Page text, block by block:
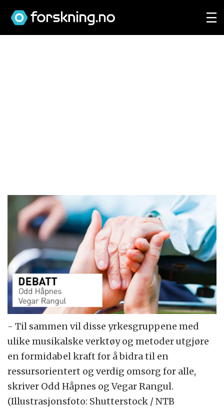
- Til sammen vil disse yrkesgruppene med
ulike musikalske verktøy og metoder utgjøre
en formidabel kraft for å bidra til en
ressursorientert og verdig omsorg for alle,
skriver Odd Håpnes og Vegar Rangul.
(Illustrasjonsfoto: Shutterstock / NTB